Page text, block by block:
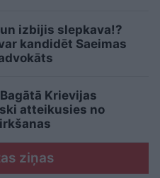
izbijis slepkava!?
kandidēt Saeimas
Krievijas
atteikusies no
ziņas